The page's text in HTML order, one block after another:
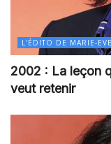
L'ÉDITO DE MARIE-
2002 : La leçon
veut retenir